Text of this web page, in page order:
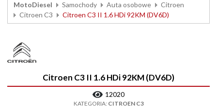
MotoDiesel Samochody Auta osobowe
Citroen
Citroen C3
Citroen C3 II 1.6 HDi 92KM (DV6D)
Citroen C3 II 1.6 HDi 92KM (DV6D)
12020
KATEGORIA: CITROEN C3